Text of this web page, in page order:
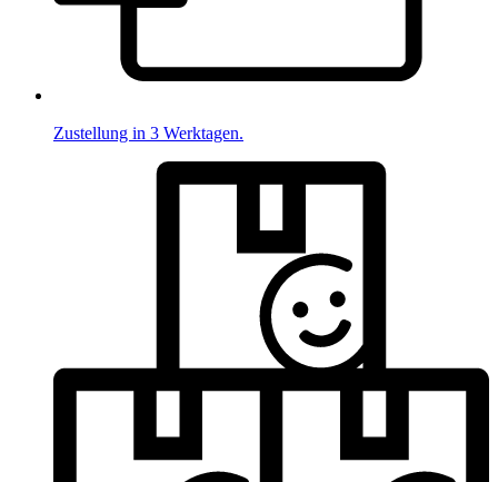
Zustellung in 3 Werktagen.